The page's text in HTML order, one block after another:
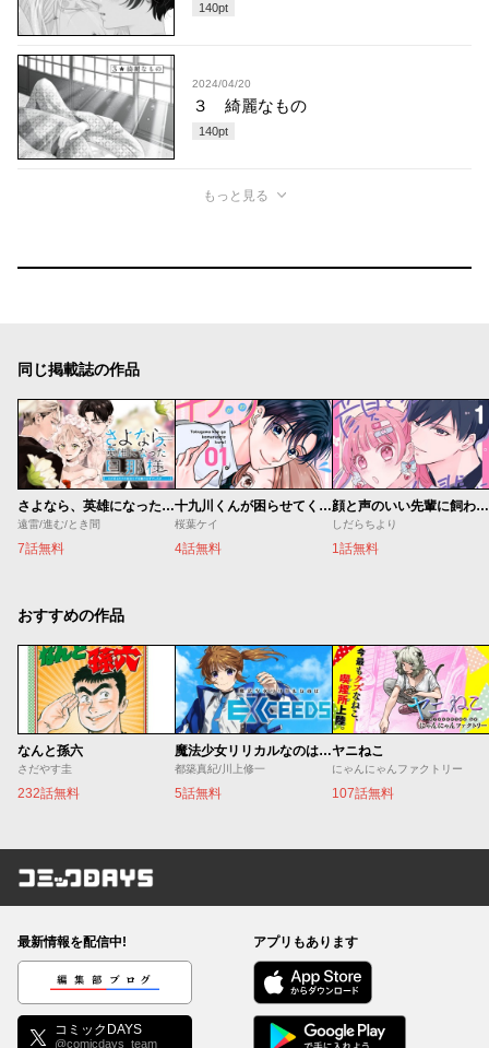
140pt
2024/04/20
３ 綺麗なもの
140pt
もっと見る
同じ掲載誌の作品
さよなら、英雄になった旦那様 ～ただ祈るだけの役立たずな妻のはずでしたが……～
遠雷/進む/とき間
7話無料
十九川くんが困らせてくる！
桜葉ケイ
4話無料
顔と声のいい先輩に飼われてます。
しだらちより
1話無料
おすすめの作品
なんと孫六
さだやす圭
232話無料
魔法少女リリカルなのは EXCEEDS
都築真紀/川上修一
5話無料
ヤニねこ
にゃんにゃんファクトリー
107話無料
コミックDAYS
最新情報を配信中!
編集部ブログ
コミックDAYS
@comicdays_team
アプリもあります